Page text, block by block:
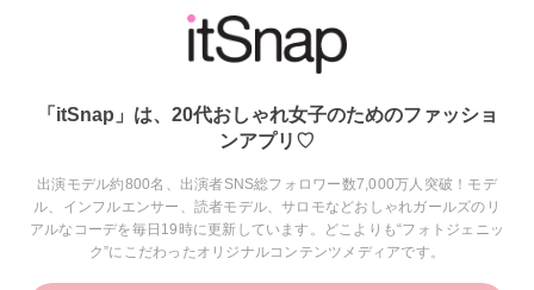
「itSnap」は、20代おしゃれ女子のためのファッショ
ンアプリ♡
出演モデル約800名、出演者SNS総フォロワー数7,000万人突破！モデ
ル、インフルエンサー、読者モデル、サロモなどおしゃれガールズのリ
アルなコーデを毎日19時に更新しています。どこよりも“フォトジェニッ
ク”にこだわったオリジナルコンテンツメディアです。